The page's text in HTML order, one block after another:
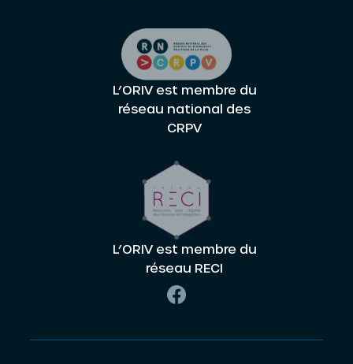
L’ORIV est membre du
réseau national des
CRPV
L’ORIV est membre du
réseau RECI